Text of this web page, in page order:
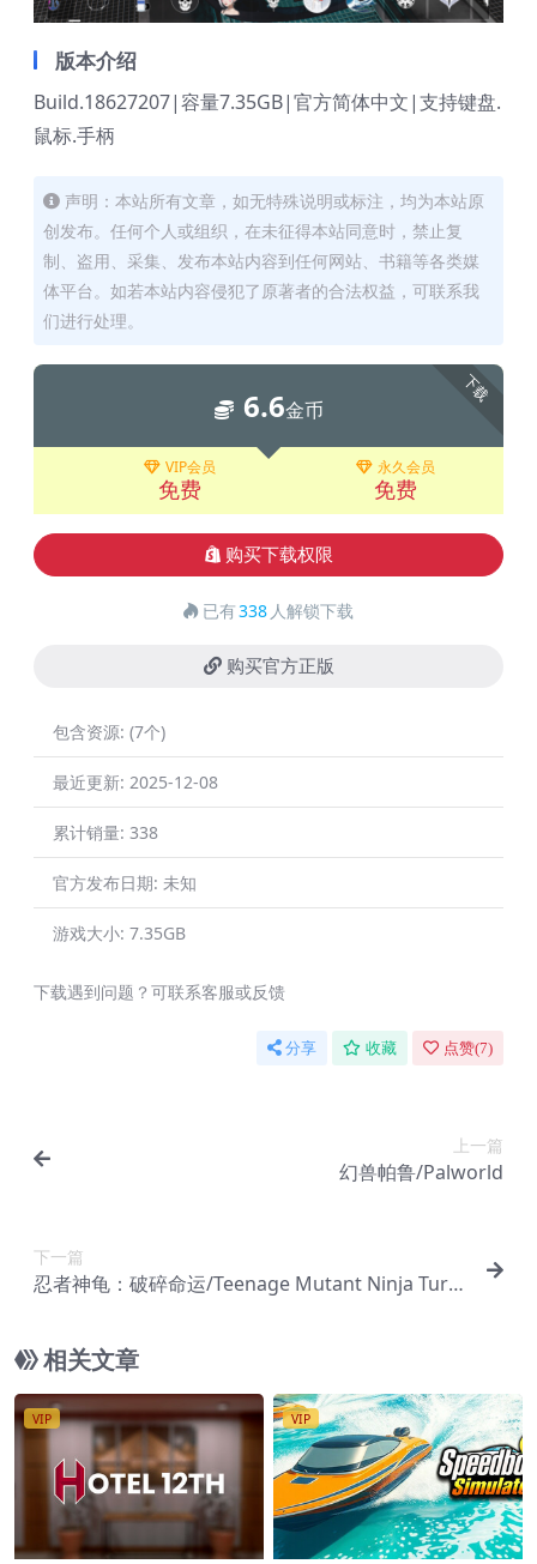
版本介绍
Build.18627207|容量7.35GB|官方简体中文|支持键盘.
鼠标.手柄
声明：本站所有文章，如无特殊说明或标注，均为本站原
创发布。任何个人或组织，在未征得本站同意时，禁止复
制、盗用、采集、发布本站内容到任何网站、书籍等各类媒
体平台。如若本站内容侵犯了原著者的合法权益，可联系我
们进行处理。
下载
6.6金币
VIP会员
免费
永久会员
免费
购买下载权限
已有338 人解锁下载
购买官方正版
包含资源: (7个)
最近更新: 2025-12-08
累计销量: 338
官方发布日期: 未知
游戏大小: 7.35GB
下载遇到问题？可联系客服或反馈
分享 收藏 点赞(7)
上一篇
幻兽帕鲁/Palworld
下一篇
忍者神龟：破碎命运/Teenage Mutant Ninja Turtl
相关文章
VIP VIP